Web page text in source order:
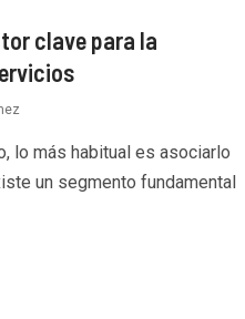
clave para la
lo más habitual es asociarlo
un segmento fundamental